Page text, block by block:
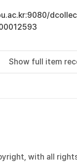
Show full item
with all